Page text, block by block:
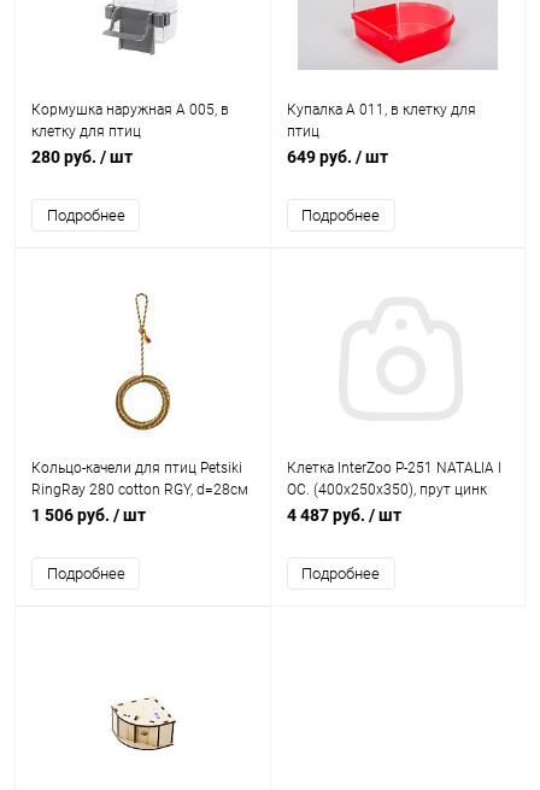
Кормушка наружная А 005, в
клетку для птиц
280 руб. / шт
Подробнее
Купалка А 011, в клетку для
птиц
649 руб. / шт
Подробнее
Кольцо-качели для птиц Petsiki
RingRay 280 cotton RGY, d=28см
1 506 руб. / шт
Подробнее
Клетка InterZoo P-251 NATALIA l
OC. (400x250x350), прут цинк
4 487 руб. / шт
Подробнее